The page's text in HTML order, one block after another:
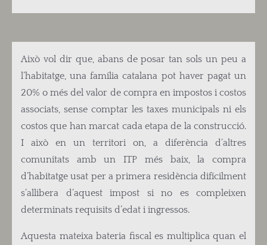
Això vol dir que, abans de posar tan sols un peu a
l’habitatge, una família catalana pot haver pagat un
20% o més del valor de compra en impostos i costos
associats, sense comptar les taxes municipals ni els
costos que han marcat cada etapa de la construcció.
I això en un territori on, a diferència d’altres
comunitats amb un ITP més baix, la compra
d’habitatge usat per a primera residència difícilment
s’allibera d’aquest impost si no es compleixen
determinats requisits d’edat i ingressos.
Aquesta mateixa bateria fiscal es multiplica quan el